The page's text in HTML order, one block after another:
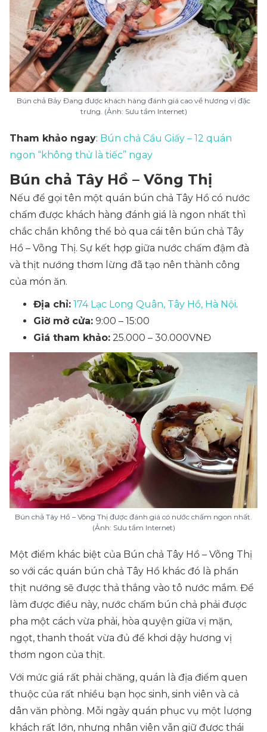
Bún chả Bảy Đang được khách hàng đánh giá cao về hương vị đặc
trưng. (Ảnh: Sưu tầm Internet)
Tham khảo ngay: Bún chả Cầu Giấy – 12 quán
ngon “không thử là tiếc” ngay
Bún chả Tây Hồ – Võng Thị
Nếu để gọi tên một quán bún chả Tây Hồ có nước
chấm được khách hàng đánh giá là ngon nhất thì
chắc chắn không thể bỏ qua cái tên bún chả Tây
Hồ – Võng Thị. Sự kết hợp giữa nước chấm đậm đà
và thịt nướng thơm lừng đã tạo nên thành công
của món ăn.
Địa chỉ: 174 Lạc Long Quân, Tây Hồ, Hà Nội.
Giờ mở cửa: 9:00 – 15:00
Giá tham khảo: 25.000 – 30.000VNĐ
Bún chả Tây Hồ – Võng Thị được đánh giá có nước chấm ngon nhất.
(Ảnh: Sưu tầm Internet)
Một điểm khác biệt của Bún chả Tây Hồ – Võng Thị
so với các quán bún chả Tây Hồ khác đó là phần
thịt nướng sẽ được thả thẳng vào tô nước mắm. Để
làm được điều này, nước chấm bún chả phải được
pha một cách vừa phải, hòa quyện giữa vị mặn,
ngọt, thanh thoát vừa đủ để khơi dậy hương vị
thơm ngon của thịt.
Với mức giá rất phải chăng, quán là địa điểm quen
thuộc của rất nhiều bạn học sinh, sinh viên và cả
dân văn phòng. Mỗi ngày quán phục vụ một lượng
khách rất lớn, nhưng nhân viên vẫn giữ được thái